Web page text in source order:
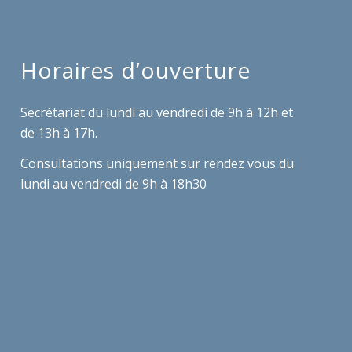
Horaires d’ouverture
Secrétariat du lundi au vendredi de 9h à 12h et
de 13h à 17h.
Consultations uniquement sur rendez vous du
lundi au vendredi de 9h à 18h30